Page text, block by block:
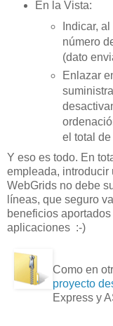
En la Vista:
Indicar,
número
(dato
Enlazar
el total
Y eso es todo. En
empleada, introducir
WebGrids no debe
líneas, que seguro
beneficios
aplicaciones :-)
Como en
proyecto
Express y